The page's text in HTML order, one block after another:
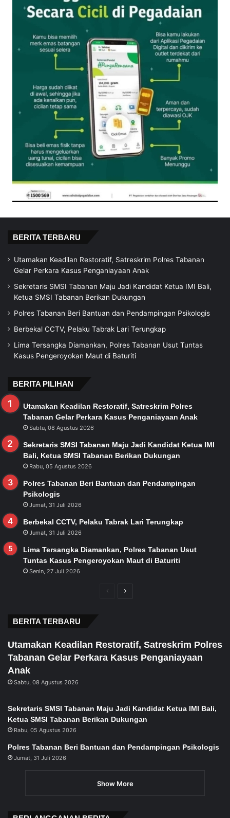
BERITA TERBARU
Utamakan Keadilan Restoratif, Satreskrim Polres Tabanan
Gelar Perkara Kasus Penganiayaan Anak
Sekretaris SMSI Tabanan Maju Jadi Kandidat Ketua IMI Bali,
Ketua SMSI Tabanan Berikan Dukungan
Polres Tabanan Beri Bantuan dan Pendampingan Psikologis
Berbekal CCTV, Pelaku Tabrak Lari Terungkap
Lima Tersangka Diamankan, Polres Tabanan Usut Tuntas
Kasus Pengeroyokan Maut di Baturiti
BERITA PILIHAN
Utamakan Keadilan Restoratif, Satreskrim Polres
Tabanan Gelar Perkara Kasus Penganiayaan Anak
Sabtu, 08 Agustus 2026
Sekretaris SMSI Tabanan Maju Jadi Kandidat Ketua IMI
Bali, Ketua SMSI Tabanan Berikan Dukungan
Rabu, 05 Agustus 2026
Polres Tabanan Beri Bantuan dan Pendampingan
Psikologis
Jumat, 31 Juli 2026
Berbekal CCTV, Pelaku Tabrak Lari Terungkap
Jumat, 31 Juli 2026
Lima Tersangka Diamankan, Polres Tabanan Usut
Tuntas Kasus Pengeroyokan Maut di Baturiti
Senin, 27 Juli 2026
PreviousNext
BERITA TERBARU
Utamakan Keadilan Restoratif, Satreskrim Polres
Tabanan Gelar Perkara Kasus Penganiayaan
Anak
Sabtu, 08 Agustus 2026
Sekretaris SMSI Tabanan Maju Jadi Kandidat Ketua IMI Bali,
Ketua SMSI Tabanan Berikan Dukungan
Rabu, 05 Agustus 2026
Polres Tabanan Beri Bantuan dan Pendampingan Psikologis
Jumat, 31 Juli 2026
Show More